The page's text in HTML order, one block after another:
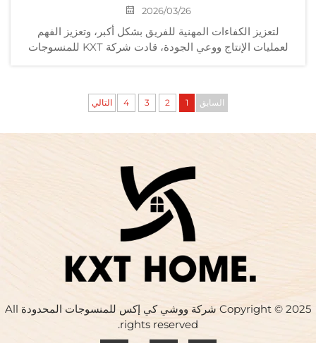
2026/03/26
لتعزيز الكفاءات المهنية للفريق بشكل أكبر، وتعزيز الفهم
لعمليات الإنتاج ووعي الجودة، قادت شركة KXT للمنسوجات
السابق 1
2
3
4 التالي
Copyright © 2025 شركة ووشي كي إكس للمنسوجات المحدودة All
rights reserved.